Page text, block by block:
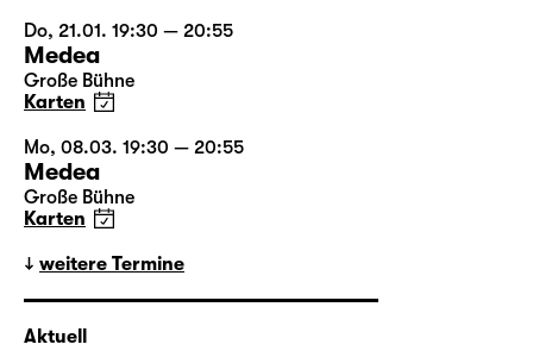
Do, 21.01. 19:30 — 20:55
Medea
Große Bühne
Karten
Mo, 08.03. 19:30 — 20:55
Medea
Große Bühne
Karten
weitere Termine
Aktuell